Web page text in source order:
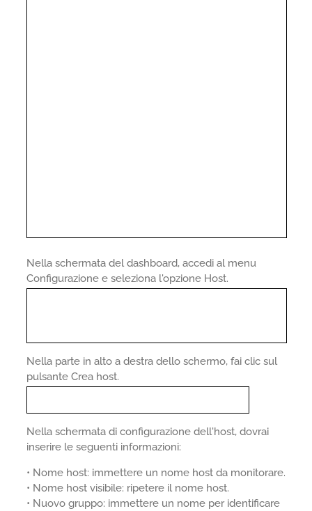
Nella schermata del dashboard, accedi al menu
Configurazione e seleziona l'opzione Host.
Nella parte in alto a destra dello schermo, fai clic sul
pulsante Crea host.
Nella schermata di configurazione dell'host, dovrai
inserire le seguenti informazioni:
• Nome host: immettere un nome host da monitorare.
• Nome host visibile: ripetere il nome host.
• Nuovo gruppo: immettere un nome per identificare